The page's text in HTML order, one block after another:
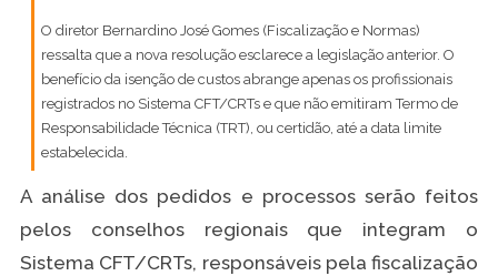
O diretor Bernardino José Gomes (Fiscalização e Normas)
ressalta que a nova resolução esclarece a legislação anterior. O
benefício da isenção de custos abrange apenas os profissionais
registrados no Sistema CFT/CRTs e que não emitiram Termo de
Responsabilidade Técnica (TRT), ou certidão, até a data limite
estabelecida.
A análise dos pedidos e processos serão feitos
pelos conselhos regionais que integram o
Sistema CFT/CRTs, responsáveis pela fiscalização